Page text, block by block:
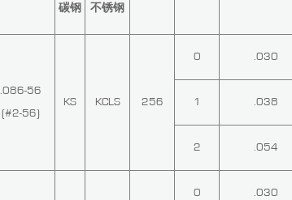
碳钢 不锈钢
.086-56
(#2-56)
KS KCLS 256
0 .030
1 .038
2 .054
0 .030